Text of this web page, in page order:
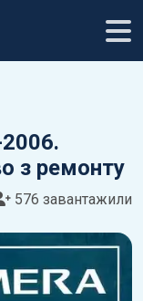
з ремонту
576 завантажили